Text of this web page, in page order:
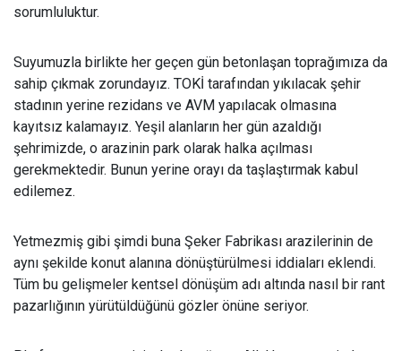
sorumluluktur.
Suyumuzla birlikte her geçen gün betonlaşan toprağımıza da
sahip çıkmak zorundayız. TOKİ tarafından yıkılacak şehir
stadının yerine rezidans ve AVM yapılacak olmasına
kayıtsız kalamayız. Yeşil alanların her gün azaldığı
şehrimizde, o arazinin park olarak halka açılması
gerekmektedir. Bunun yerine orayı da taşlaştırmak kabul
edilemez.
Yetmezmiş gibi şimdi buna Şeker Fabrikası arazilerinin de
aynı şekilde konut alanına dönüştürülmesi iddiaları eklendi.
Tüm bu gelişmeler kentsel dönüşüm adı altında nasıl bir rant
pazarlığının yürütüldüğünü gözler önüne seriyor.